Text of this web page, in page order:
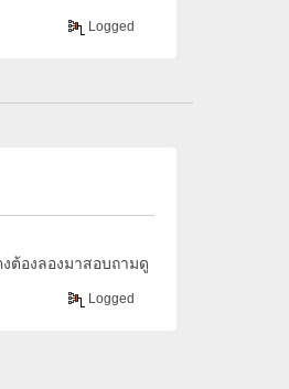
Logged
ต้องลองมาสอบถามดู
Logged